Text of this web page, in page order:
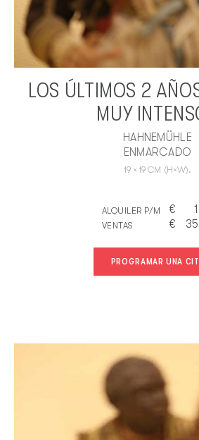
LOS ÚLTIMOS 2
MUY
HAHNEMÜHLE
ENMARCADO
19 × 19 CM (H×W).
ALQUILER P/M €
VENTAS
€
PROGRAMAR UNA